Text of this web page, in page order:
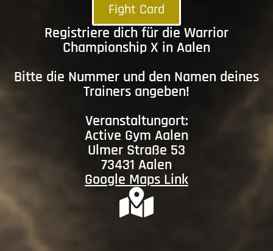
Fight Card
Registriere dich für die Warrior
Championship X in Aalen
Bitte die Nummer und den Namen deines
Trainers angeben!
Veranstaltungort:
Active Gym Aalen
Ulmer Straße 53
73431 Aalen
Google Maps Link